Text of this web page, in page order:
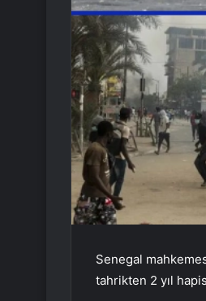
Senegal
tahrikten 2 yıl